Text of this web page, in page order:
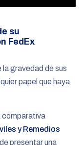
su
FedEx
la gravedad de sus
papel que haya
comparativa
y Remedios
presentar una